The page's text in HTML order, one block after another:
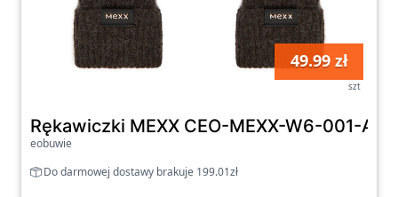
49.99 zł
szt
Rękawiczki MEXX CEO-MEXX-W6-001-
eobuwie
Do darmowej dostawy brakuje 199.01zł